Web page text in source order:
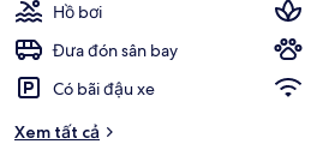
Hồ bơi
Đưa đón sân bay
Có bãi đậu xe
Xem tất cả